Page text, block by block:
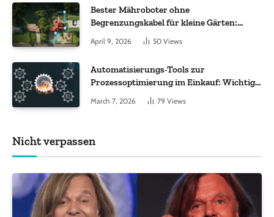
Bester Mähroboter ohne
Begrenzungskabel für kleine Gärten:
Worauf es bei 200 bis 500 m² wirklich
ankommt
April 9, 2026 50 Views
Automatisierungs-Tools zur
Prozessoptimierung im Einkauf: Wichtige
Funktionen, auf die Sie achten sollten
March 7, 2026 79 Views
Nicht verpassen